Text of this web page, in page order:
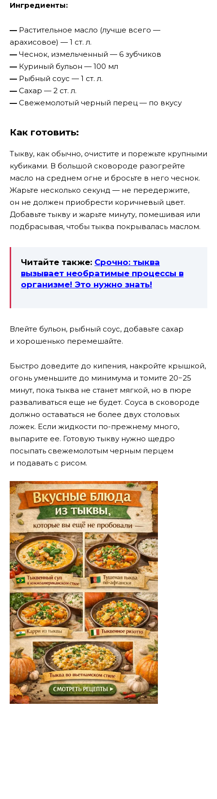
Ингредиенты:
— Растительное масло (лучше всего —
арахисовое) — 1 ст. л.
— Чеснок, измельченный — 6 зубчиков
— Куриный бульон — 100 мл
— Рыбный соус — 1 ст. л.
— Сахар — 2 ст. л.
— Свежемолотый черный перец — по вкусу
Как готовить:
Тыкву, как обычно, очистите и порежьте крупными
кубиками. В большой сковороде разогрейте
масло на среднем огне и бросьте в него чеснок.
Жарьте несколько секунд — не передержите,
он не должен приобрести коричневый цвет.
Добавьте тыкву и жарьте минуту, помешивая или
подбрасывая, чтобы тыква покрывалась маслом.
Читайте также: Срочно: тыква
вызывает необратимые процессы в
организме! Это нужно знать!
Влейте бульон, рыбный соус, добавьте сахар
и хорошенько перемешайте.
Быстро доведите до кипения, накройте крышкой,
огонь уменьшите до минимума и томите 20−25
минут, пока тыква не станет мягкой, но в пюре
разваливаться еще не будет. Соуса в сковороде
должно оставаться не более двух столовых
ложек. Если жидкости по-прежнему много,
выпарите ее. Готовую тыкву нужно щедро
посыпать свежемолотым черным перцем
и подавать с рисом.